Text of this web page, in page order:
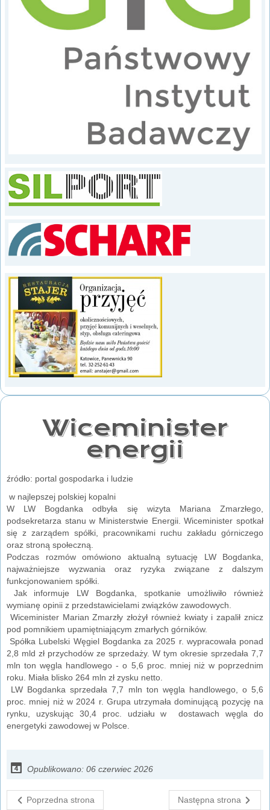
Wiceminister
energii
źródło: portal gospodarka i ludzie
w najlepszej polskiej kopalni
W LW Bogdanka odbyła się wizyta Mariana Zmarzłego,
podsekretarza stanu w Ministerstwie Energii. Wiceminister spotkał
się z zarządem spółki, pracownikami ruchu zakładu górniczego
oraz stroną społeczną.
Podczas rozmów omówiono aktualną sytuację LW Bogdanka,
najważniejsze wyzwania oraz ryzyka związane z dalszym
funkcjonowaniem spółki.
Jak informuje LW Bogdanka, spotkanie umożliwiło również
wymianę opinii z przedstawicielami związków zawodowych.
Wiceminister Marian Zmarzły złożył również kwiaty i zapalił znicz
pod pomnikiem upamiętniającym zmarłych górników.
Spółka Lubelski Węgiel Bogdanka za 2025 r. wypracowała ponad
2,8 mld zł przychodów ze sprzedaży. W tym okresie sprzedała 7,7
mln ton węgla handlowego - o 5,6 proc. mniej niż w poprzednim
roku. Miała blisko 264 mln zł zysku netto.
LW Bogdanka sprzedała 7,7 mln ton węgla handlowego, o 5,6
proc. mniej niż w 2024 r. Grupa utrzymała dominującą pozycję na
rynku, uzyskując 30,4 proc. udziału w dostawach węgla do
energetyki zawodowej w Polsce.
Opublikowano: 06 czerwiec 2026
Poprzedna strona Następna strona